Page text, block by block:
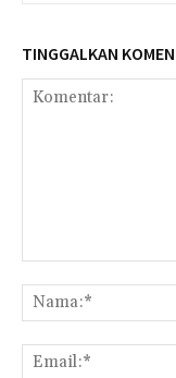
TINGGALKAN